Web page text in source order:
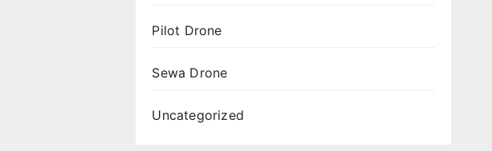
Pilot Drone
Sewa Drone
Uncategorized